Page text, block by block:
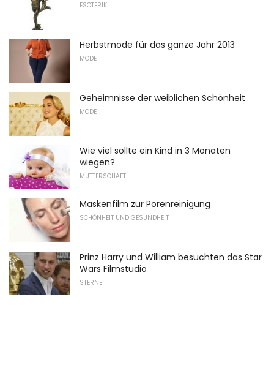
ESOTERIK
Herbstmode für das ganze Jahr 2013
MODE
Geheimnisse der weiblichen Schönheit
MODE
Wie viel sollte ein Kind in 3 Monaten
wiegen?
MUTTERSCHAFT
Maskenfilm zur Porenreinigung
SCHÖNHEIT UND GESUNDHEIT
Prinz Harry und William besuchten das Star
Wars Filmstudio
STERNE